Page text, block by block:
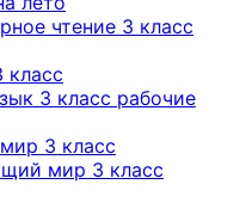
чтение 3 класс
класс
3 класс рабочие
3 класс
мир 3 класс